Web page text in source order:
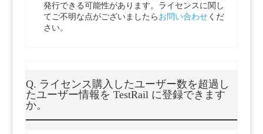
発行できる可能性があります。ライセンスに関し
てご不明な点がございましたら お問い合わせくだ
さい。
Q. ライセンス購入したユーザー数を超過し
たユーザー情報を TestRail に登録できます
か。